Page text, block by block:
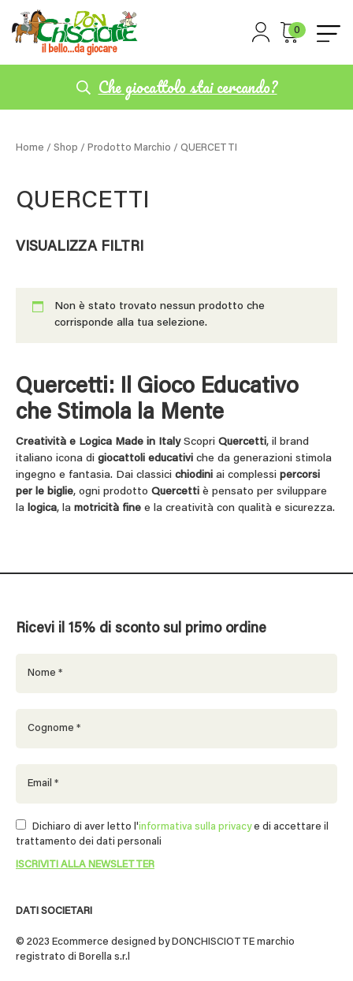
0
Che giocattolo stai cercando?
Home / Shop / Prodotto Marchio / QUERCETTI
QUERCETTI
VISUALIZZA FILTRI
Non è stato trovato nessun prodotto che
corrisponde alla tua selezione.
Quercetti: Il Gioco Educativo
che Stimola la Mente
Creatività e Logica Made in ItalyScopri Quercetti, il brand
italiano icona di giocattoli educativi che da generazioni stimola
ingegno e fantasia. Dai classici chiodini ai complessi percorsi
per le biglie, ogni prodotto Quercetti è pensato per sviluppare
la logica, la motricità fine e la creatività con qualità e sicurezza.
DATI SOCIETARI
© 2023 Ecommerce designed by DONCHISCIOTTE marchio
registrato di Borella s.r.l
Ricevi il 15% di sconto sul primo ordine
Dichiaro di aver letto l'informativa sulla privacye di accettare il
trattamento dei dati personali